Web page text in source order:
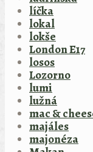
líčka
lokal
lokše
London E17
losos
Lozorno
lumi
lužná
mac &
majáles
majonéza